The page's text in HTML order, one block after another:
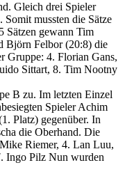
Gleich drei Spieler
mussten die Sätze
Sätzen gewann Tim
Björn Felbor (20:8) die
Gruppe: 4. Florian Gans,
Sittart, 8. Tim Nootny
B zu. Im letzten Einzel
Spieler Achim
Platz) gegenüber. In
die Oberhand. Die
Riemer, 4. Lan Luu,
Ingo Pilz Nun wurden